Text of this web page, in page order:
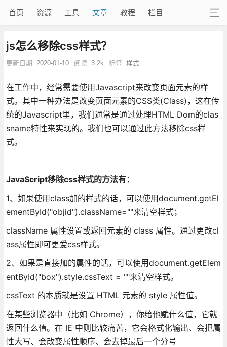
首页 资源 工具 文章 教程 栏目
js怎么移除css样式？
更新日期: 2020-01-10 阅读: 3.2k 标签: 样式
在工作中，经常需要使用Javascript来改变页面元素的样
式。其中一种办法是改变页面元素的CSS类(Class)，这在传
统的Javascript里，我们通常是通过处理HTML Dom的clas
sname特性来实现的。我们也可以通过此方法移除css样
式。
JavaScript移除css样式的方法有：
1、如果使用class加的样式的话，可以使用document.getEl
ementById("objid").className=""来清空样式；
className 属性设置或返回元素的 class 属性。通过更改cl
ass属性即可更爱css样式。
2、如果是直接加的属性的话，可以使用document.getElem
entById("box").style.cssText = ""来清空样式。
cssText 的本质就是设置 HTML 元素的 style 属性值。
在某些浏览器中（比如 Chrome），你给他赋什么值，它就
返回什么值。在 IE 中则比较痛苦，它会格式化输出、会把属
性大写、会改变属性顺序、会去掉最后一个分号